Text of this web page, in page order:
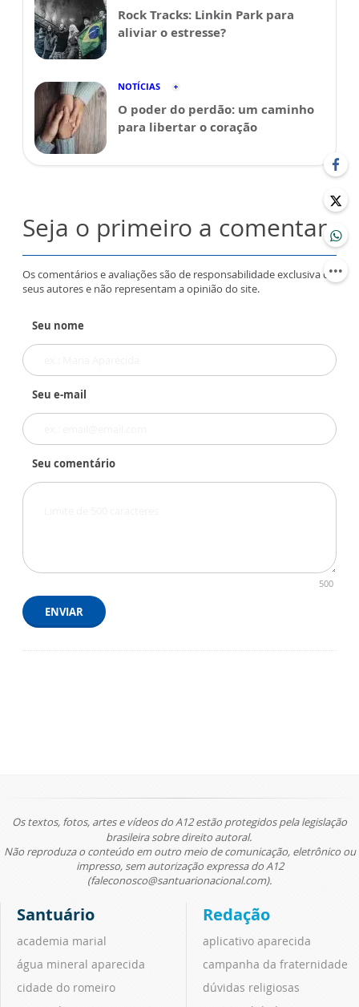
Rock Tracks: Linkin Park para
aliviar o estresse?
NOTÍCIAS
O poder do perdão: um caminho
para libertar o coração
Seja o primeiro a comentar
Os comentários e avaliações são de responsabilidade exclusiva de
seus autores e não representam a opinião do site.
Seu nome
Seu e-mail
Seu comentário
500
ENVIAR
Os textos, fotos, artes e vídeos do A12 estão protegidos pela legislação
brasileira sobre direito autoral.
Não reproduza o conteúdo em outro meio de comunicação, eletrônico ou
impresso, sem autorização expressa do A12
(faleconosco@santuarionacional.com).
Santuário
academia marial
água mineral aparecida
cidade do romeiro
Redação
aplicativo aparecida
campanha da fraternidade
dúvidas religiosas